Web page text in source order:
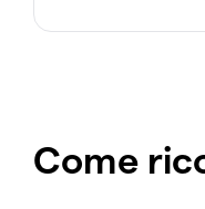
Come